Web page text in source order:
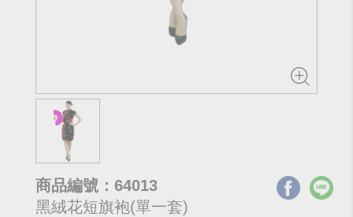
商品編號：64013
黑絨花短旗袍(單一套)